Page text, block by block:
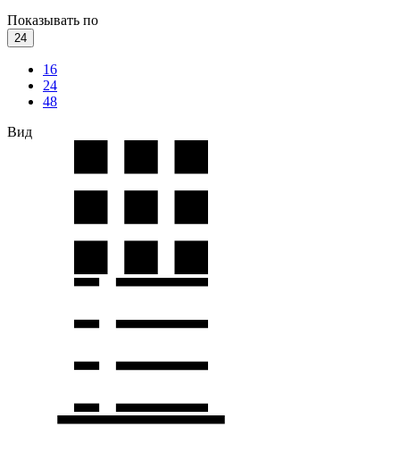
Показывать по
24
16
24
48
Вид